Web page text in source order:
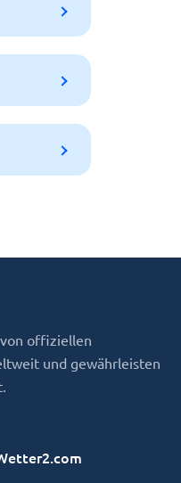
offiziellen
und gewährleisten